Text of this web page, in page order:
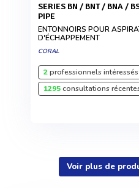
SERIES BN / BNT / BNA / BS / BSR / PAST / BCR /
PIPE
ENTONNOIRS POUR
D'ÉCHAPPEMENT
CORAL
2professionnels intéressés
1295consultations
Voir plus de